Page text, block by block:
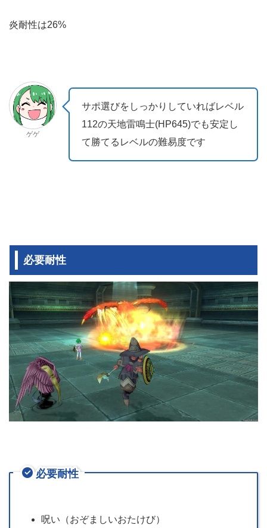
炎耐性は26%
ゲゲ
サポ選びをしっかりしていればレベル
112の天地雷鳴士(HP645)でも安定し
て勝てるレベルの難易度です
必要耐性
必要耐性
呪い（おぞましいおたけび）